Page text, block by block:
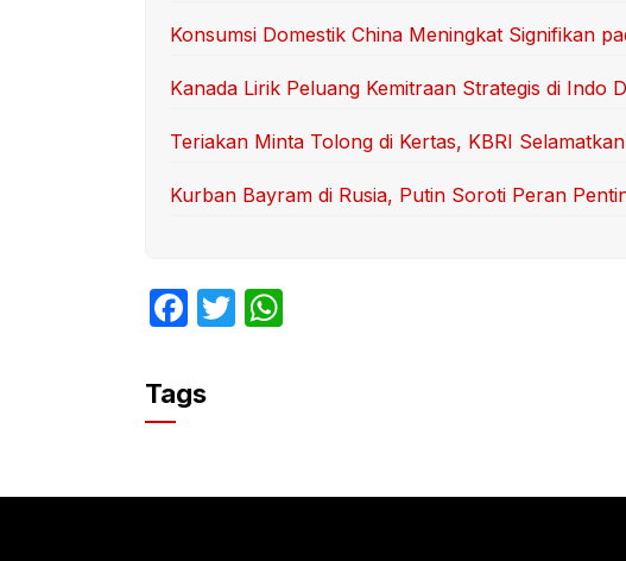
Konsumsi Domestik China Meningkat Signifikan
Kanada Lirik Peluang Kemitraan Strategis di Indo
Teriakan Minta Tolong di Kertas, KBRI
Kurban Bayram di Rusia, Putin Soroti Peran
F
c
e
o
T
p
Tags